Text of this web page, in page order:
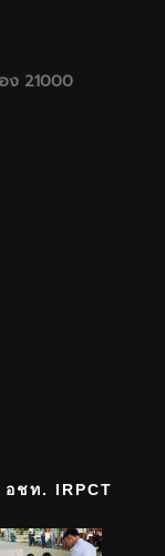
ง 21000
ชท. IRPCT